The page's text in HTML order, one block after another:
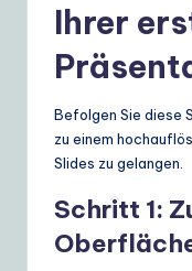
Ihrer
Befolgen Sie diese
zu einem
Slides zu gelangen.
Schritt 1: